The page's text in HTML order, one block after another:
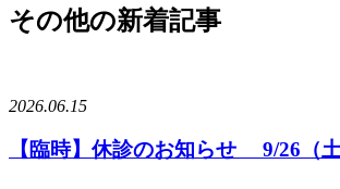
その他の新着記事
2026.06.15
【臨時】休診のお知らせ 9/26（土